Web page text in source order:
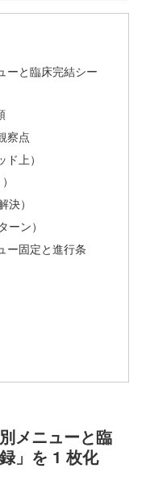
ーと臨床完結シー
察点
上）
）
ン）
ー固定と進行条
メニューと臨
」を 1 枚化